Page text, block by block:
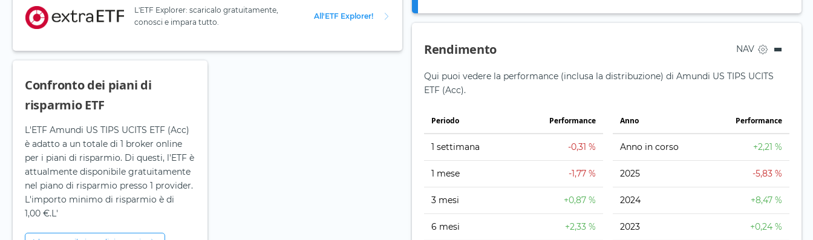
L'ETF Explorer: scaricalo gratuitamente,
conosci e impara tutto.
All'ETF Explorer!
Confronto dei piani di
risparmio ETF
L'ETF Amundi US TIPS UCITS ETF (Acc)
è adatto a un totale di 1 broker online
per i piani di risparmio. Di questi, l'ETF è
attualmente disponibile gratuitamente
nel piano di risparmio presso 1 provider.
L'importo minimo di risparmio è di
1,00 €.L'
Rendimento NAV
Qui puoi vedere la performance (inclusa la distribuzione) di Amundi US TIPS UCITS
ETF (Acc).
Periodo Performance
1 settimana -0,31 %
1 mese -1,77 %
3 mesi +0,87 %
6 mesi +2,33 %
Anno Performance
Anno in corso +2,21 %
2025 -5,83 %
2024 +8,47 %
2023 +0,24 %